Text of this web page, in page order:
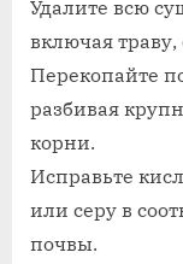
Удалите всю
включая
Перекопайте
разбивая
корни.
Исправьте
или серу в
почвы.